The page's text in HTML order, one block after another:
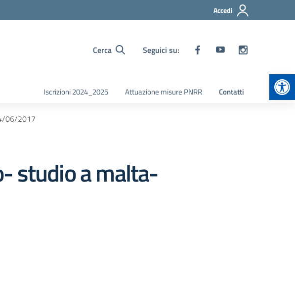
Accedi
Cerca Seguici su:
Iscrizioni 2024_2025 Attuazione misure PNRR Contatti
06/2017
studio a malta-